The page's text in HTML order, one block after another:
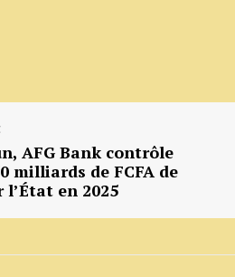
AFG Bank contrôle
milliards de FCFA de
l’État en 2025